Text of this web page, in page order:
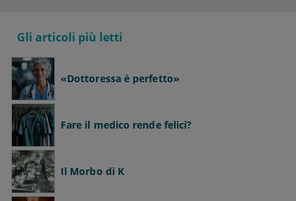
Gli articoli più letti
«Dottoressa è perfetto»
Fare il medico rende felici?
Il Morbo di K